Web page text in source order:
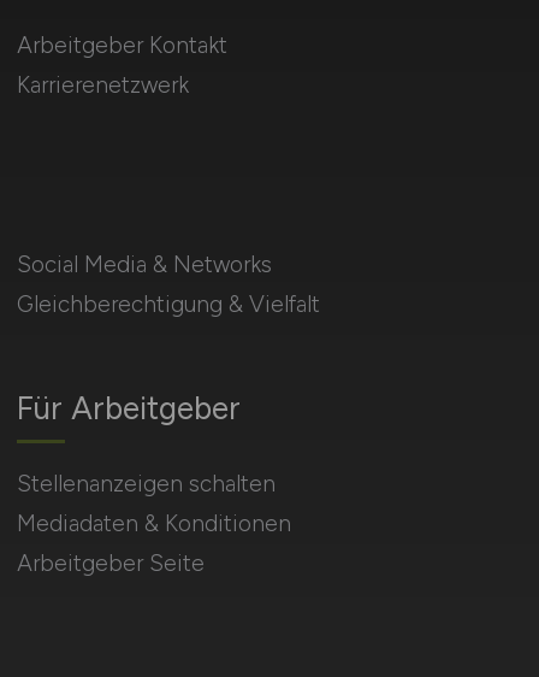
Social Media & Networks
Gleichberechtigung & Vielfalt
Für Arbeitgeber
Stellenanzeigen schalten
Mediadaten & Konditionen
Arbeitgeber Seite
Arbeitgeber Kontakt
Karrierenetzwerk